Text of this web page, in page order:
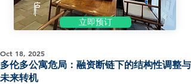
立即预订
多伦多公寓危局：融资断链下的结构性调整与
未来转机
Oct 18, 2025